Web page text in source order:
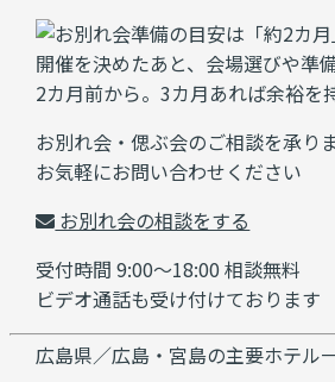
お別れ会・偲ぶ会のご相談を承り
お気軽にお問い合わせください
お別れ会の相談をする
受付時間 9:00～18:00 相談無料
ビデオ通話も受け付けております
広島県／広島・宮島の主要ホテル